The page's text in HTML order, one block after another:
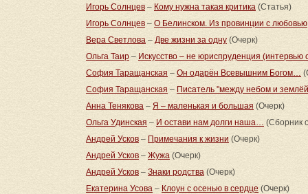
Игорь Солнцев – Кому нужна такая критика (Статья)
Игорь Солнцев – О Белинском. Из провинции с любовью
Вера Светлова – Две жизни за одну (Очерк)
Ольга Таир – Искусство – не юриспруденция (интервью
София Таращанская – Он одарён Всевышним Богом…
София Таращанская – Писатель "между небом и
Анна Тенякова – Я – маленькая и большая (Очерк)
Ольга Удинская – И остави нам долги наша… (Сборник
Андрей Усков – Примечания к жизни (Очерк)
Андрей Усков – Жужа (Очерк)
Андрей Усков – Знаки родства (Очерк)
Екатерина Усова – Клоун с осенью в сердце (Очерк)